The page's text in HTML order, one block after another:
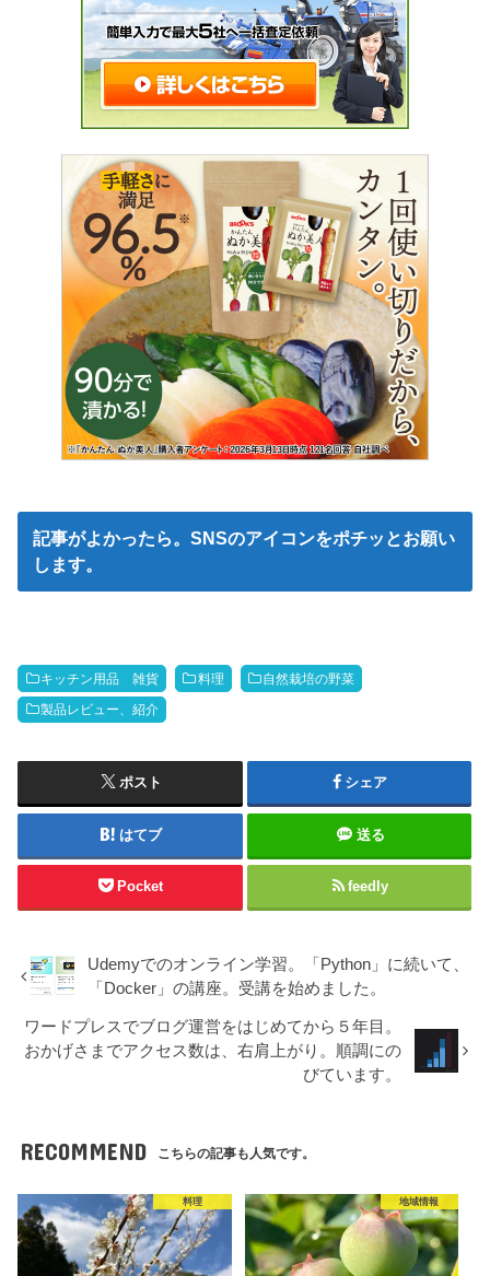
記事がよかったら。SNSのアイコンをポチッとお願い
します。
キッチン用品 雑貨 料理 自然栽培の野菜
製品レビュー、紹介
ポスト シェア
はてブ 送る
Pocket feedly
Udemyでのオンライン学習。「Python」に続いて、
「Docker」の講座。受講を始めました。
ワードプレスでブログ運営をはじめてから５年目。
おかげさまでアクセス数は、右肩上がり。順調にの
びています。
RECOMMEND こちらの記事も人気です。
料理 地域情報